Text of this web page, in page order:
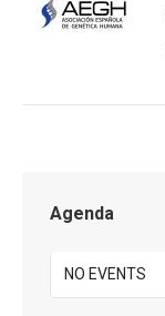
Agenda
NO EVENTS